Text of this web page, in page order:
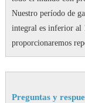
Nuestro período de
integral es inferior
proporcionaremos
Preguntas y